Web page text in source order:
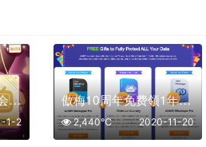
欧气集结 B站购买大会员 2年128
1-2
傲梅10周年免费领1年正版软件
2020-11-20
2,440℃